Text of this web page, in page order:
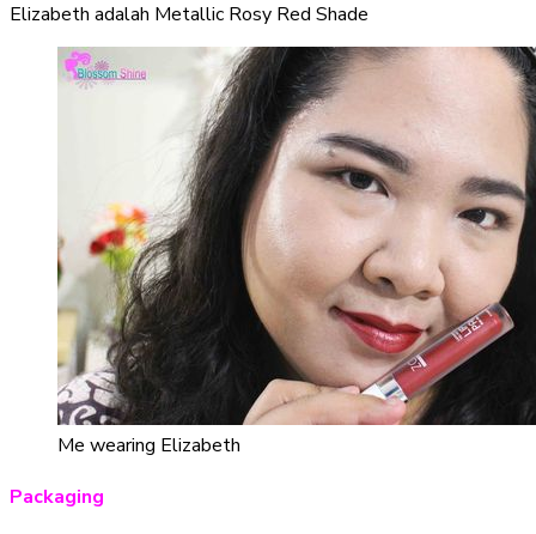
Elizabeth adalah Metallic Rosy Red Shade
Me wearing Elizabeth
Packaging